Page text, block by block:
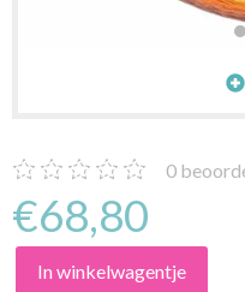
0
€68,80
In winkelwagentje